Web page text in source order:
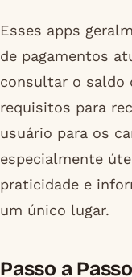
Esses apps
de pagamentos
consultar o saldo
requisitos para
usuário para os
especialmente
praticidade e
um único lugar.
Passo a